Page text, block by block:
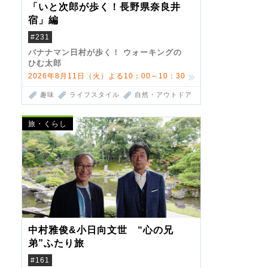
「いと次郎が歩く！長野県奈良井
宿」編
#231
バナナマン日村が歩く！ ウォーキングの
ひむ太郎
2026年8月11日（火）よる10：00～10：30
趣味 ライフスタイル 自然・アウトドア
旅・くらし
中村雅俊&小日向文世 “心の兄
弟”ふたり旅
#161